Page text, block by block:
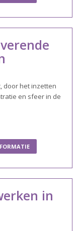
door het inzetten
en sfeer in de
in